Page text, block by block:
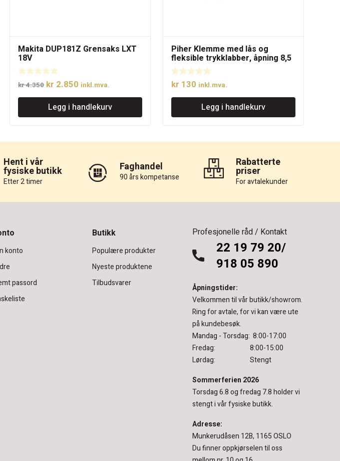
Makita DUP181Z Grensaks LXT
18V
kr4.350 Opprinnelig
pris
var:
kr 4.350.
kr 2.850 Nåværende
pris
er:
kr 2.850.
inkl.mva.
Legg i handlekurv
Piher Klemme med lås og
fleksible trykklabber, åpning 8,5
cm
kr 130 inkl.mva.
Legg i handlekurv
Hent i vår
fysiske butikk
Etter 2 timer
Faghandel
90 års kompetanse
Rabatterte
priser
For avtalekunder
konto
passord
Butikk
Populære produkter
Nyeste produktene
Tilbudsvarer
Profesjonelle råd / Kontakt
22 19 79 20/
918 05 890
Åpningstider:
Velkommen til vår butikk/showrom.
Ring for avtale, for vi kan være ute
på kundebesøk.
Mandag - Torsdag: 8:00-17:00
Fredag: 8:00-15:00
Lørdag: Stengt
Sommerferien 2026
Torsdag 6.8 og fredag 7.8 holder vi
stengt i vår fysiske butikk.
Adresse:
Munkerudåsen 12B, 1165 OSLO
Du finner oppkjørselen til oss